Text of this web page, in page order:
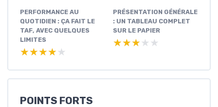
PERFORMANCE AU
QUOTIDIEN : ÇA FAIT LE
TAF, AVEC QUELQUES
LIMITES
★★★★★
★★★★★
PRÉSENTATION GÉNÉRALE
: UN TABLEAU COMPLET
SUR LE PAPIER
★★★★★
★★★★★
POINTS FORTS